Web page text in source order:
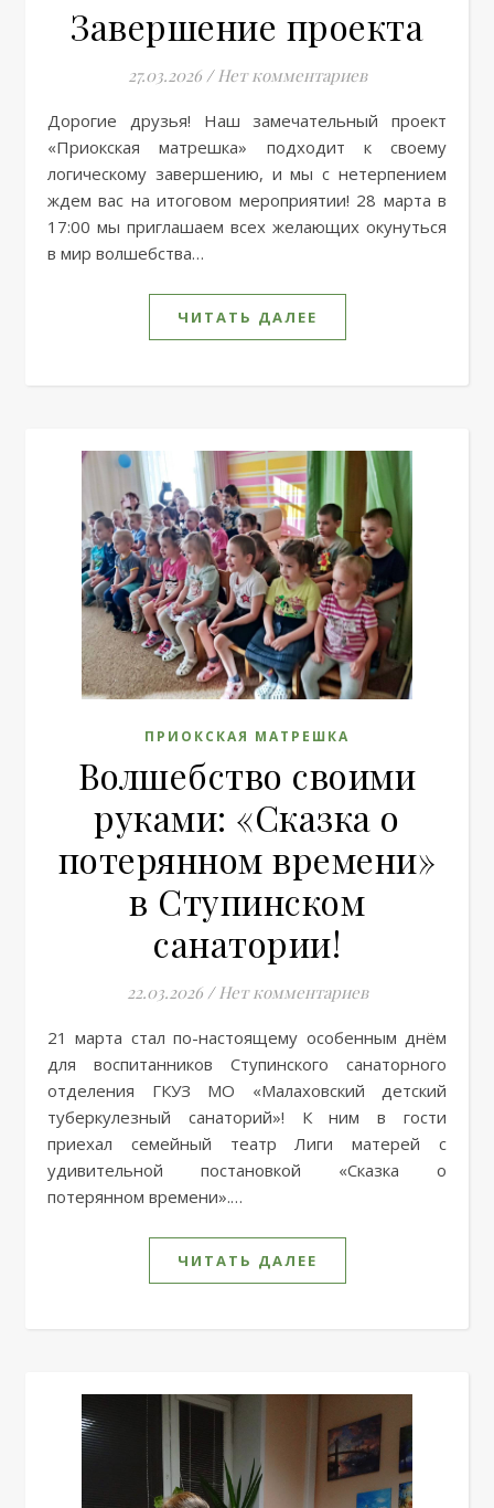
Завершение проекта
27.03.2026 / Нет комментариев
Дорогие друзья! Наш замечательный проект
«Приокская матрешка» подходит к своему
логическому завершению, и мы с нетерпением
ждем вас на итоговом мероприятии! 28 марта в
17:00 мы приглашаем всех желающих окунуться
в мир волшебства…
ЧИТАТЬ ДАЛЕЕ
ПРИОКСКАЯ МАТРЕШКА
Волшебство своими
руками: «Сказка о
потерянном времени»
в Ступинском
санатории!
22.03.2026 / Нет комментариев
21 марта стал по-настоящему особенным днём
для воспитанников Ступинского санаторного
отделения ГКУЗ МО «Малаховский детский
туберкулезный санаторий»! К ним в гости
приехал семейный театр Лиги матерей с
удивительной постановкой «Сказка о
потерянном времени».…
ЧИТАТЬ ДАЛЕЕ